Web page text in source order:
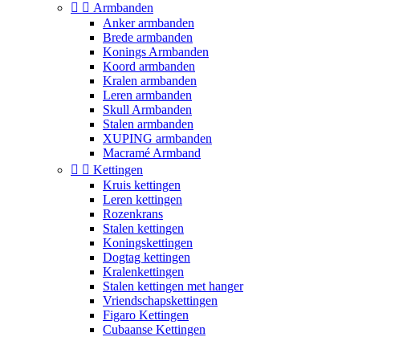
  Armbanden
Anker armbanden
Brede armbanden
Konings Armbanden
Koord armbanden
Kralen armbanden
Leren armbanden
Skull Armbanden
Stalen armbanden
XUPING armbanden
Macramé Armband
  Kettingen
Kruis kettingen
Leren kettingen
Rozenkrans
Stalen kettingen
Koningskettingen
Dogtag kettingen
Kralenkettingen
Stalen kettingen met hanger
Vriendschapskettingen
Figaro Kettingen
Cubaanse Kettingen